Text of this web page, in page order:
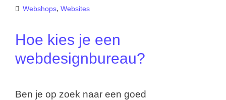
Webshops, Websites
Hoe kies je een
webdesignbureau?
Ben je op zoek naar een goed